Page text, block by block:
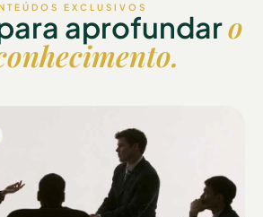
EXCLUSIVOS
aprofundaro